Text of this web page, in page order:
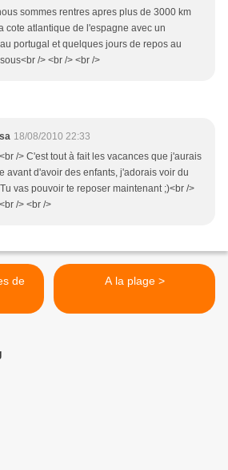
sommes rentres apres plus de 3000 km
cote atlantique de l'espagne avec un
portugal et quelques jours de repos au
/> <br /> <br />
18/08/2010 22:33
/> C'est tout à fait les vacances que j'aurais
avant d'avoir des enfants, j'adorais voir du
vas pouvoir te reposer maintenant ;)<br />
/> <br />
A la plage >